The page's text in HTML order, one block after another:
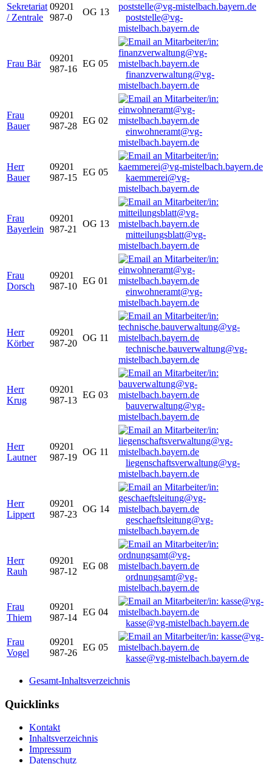
Sekretariat
/ Zentrale
09201
987-0
OG 13
poststelle@vg-
mistelbach.bayern.de
Frau Bär
09201
987-16
EG 05
finanzverwaltung@vg-
mistelbach.bayern.de
Frau
Bauer
09201
987-28
EG 02
einwohneramt@vg-
mistelbach.bayern.de
Herr
Bauer
09201
987-15
EG 05
kaemmerei@vg-
mistelbach.bayern.de
Frau
Bayerlein
09201
987-21
OG 13
mitteilungsblatt@vg-
mistelbach.bayern.de
Frau
Dorsch
09201
987-10
EG 01
einwohneramt@vg-
mistelbach.bayern.de
Herr
Körber
09201
987-20
OG 11
technische.bauverwaltung@vg-
mistelbach.bayern.de
Herr
Krug
09201
987-13
EG 03
bauverwaltung@vg-
mistelbach.bayern.de
Herr
Lautner
09201
987-19
OG 11
liegenschaftsverwaltung@vg-
mistelbach.bayern.de
Herr
Lippert
09201
987-23
OG 14
geschaeftsleitung@vg-
mistelbach.bayern.de
Herr
Rauh
09201
987-12
EG 08
ordnungsamt@vg-
mistelbach.bayern.de
Frau
Thiem
09201
987-14
EG 04
kasse@vg-mistelbach.bayern.de
Frau
Vogel
09201
987-26
EG 05
kasse@vg-mistelbach.bayern.de
Gesamt-Inhaltsverzeichnis
Quicklinks
Kontakt
Inhaltsverzeichnis
Impressum
Datenschutz